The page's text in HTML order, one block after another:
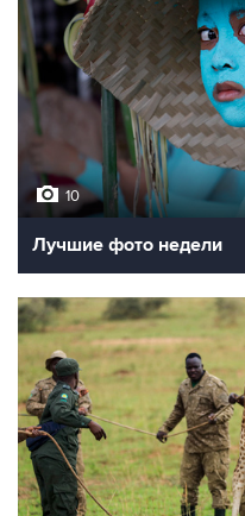
10
Лучшие фото недели